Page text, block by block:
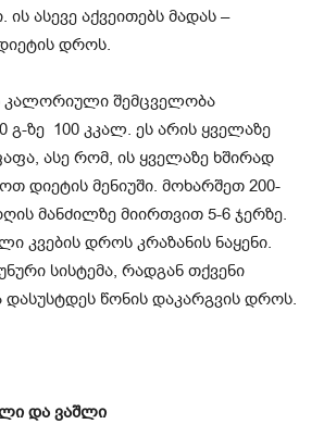
ასევე აქვეითებს მადას –
დროს.
კალორიული შემცველობა
გ-ზე 100 კკალ. ეს არის ყველაზე
ასე რომ, ის ყველაზე ხშირად
დიეტის მენიუში. მოხარშეთ 200-
მანძილზე მიირთვით 5-6 ჯერზე.
კვების დროს კრაზანის ნაყენი.
სისტემა, რადგან თქვენი
დასუსტდეს წონის დაკარგვის დროს.
და ვაშლი